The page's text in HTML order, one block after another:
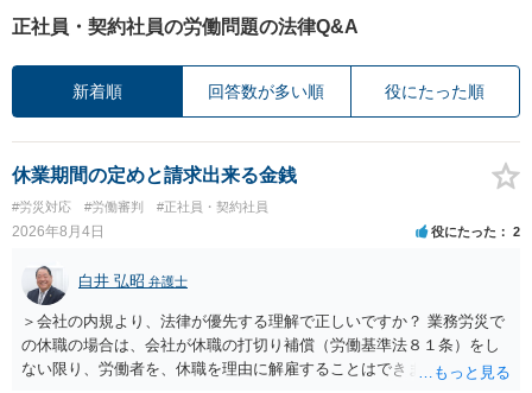
正社員・契約社員の労働問題の法律Q&A
新着順 回答数が多い順 役にたった順
休業期間の定めと請求出来る金銭
#労災対応 #労働審判 #正社員・契約社員
2026年8月4日 役にたった 2
白井 弘昭 弁護士
＞会社の内規より、法律が優先する理解で正しいですか？ 業務労災で
の休職の場合は、会社が休職の打切り補償（労働基準法８１条）をし
ない限り、労働者を、休職を理由に解雇することはできません（労働